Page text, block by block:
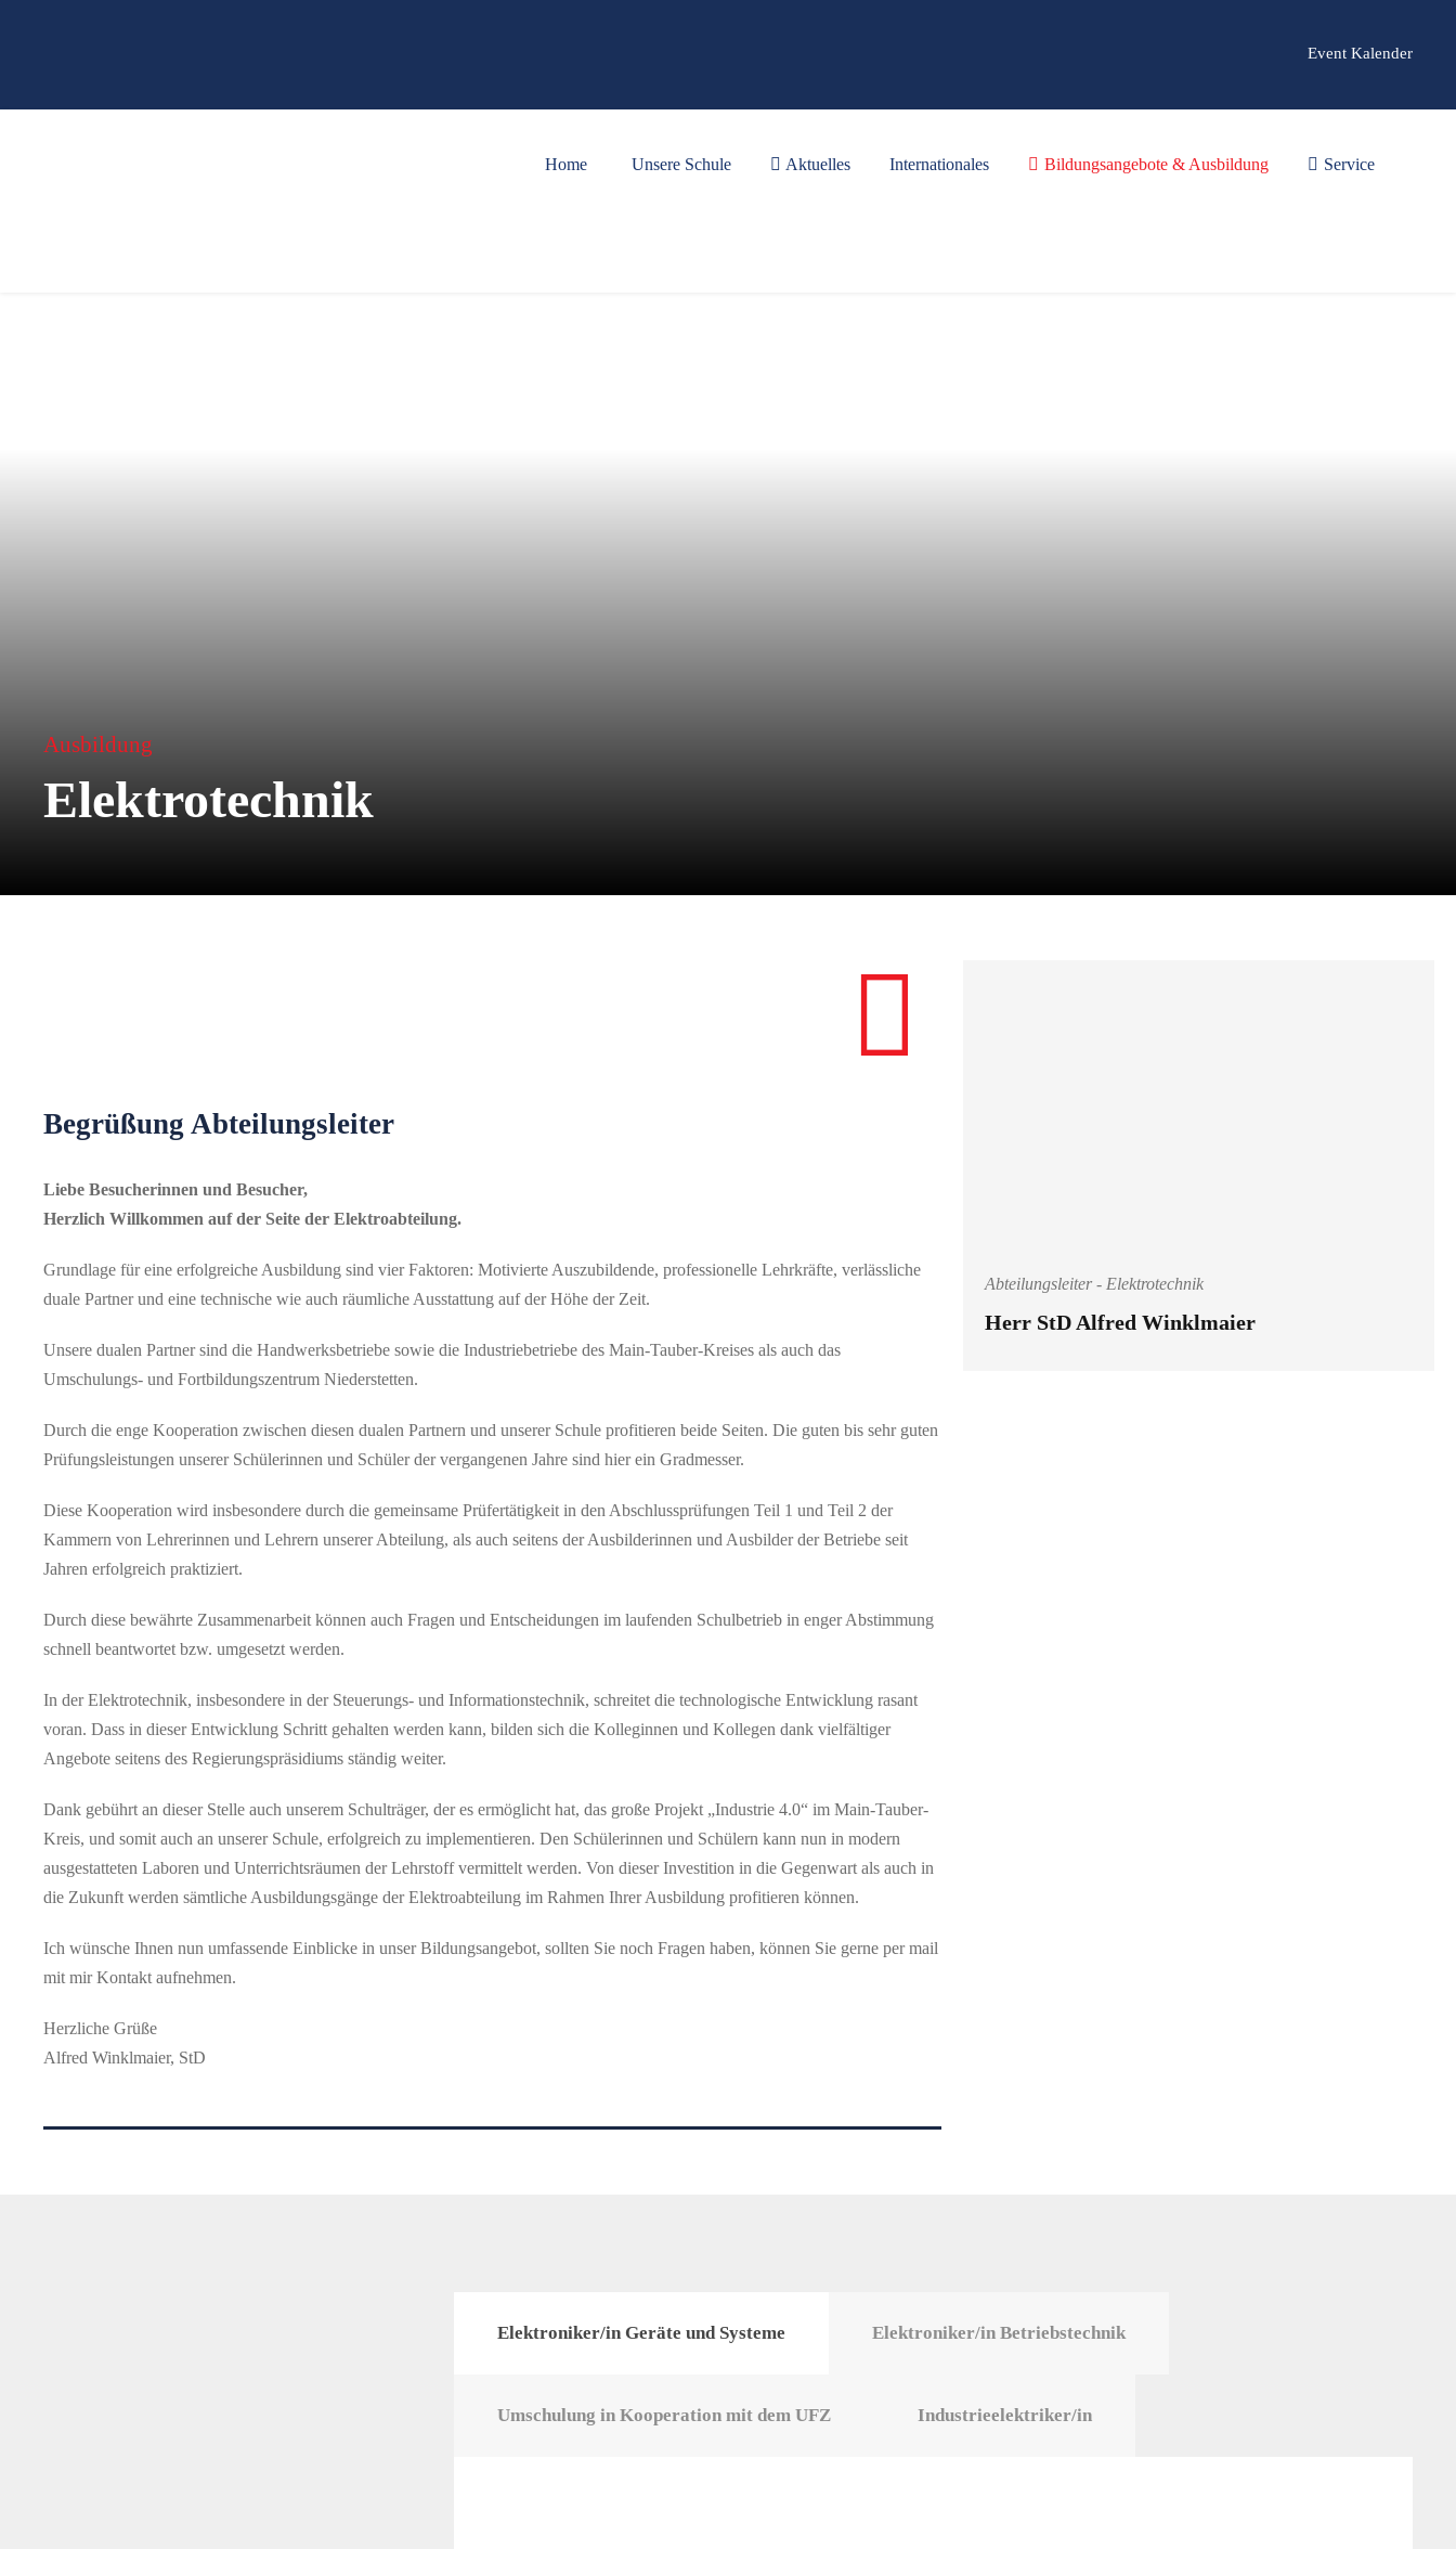
Event Kalender
Home Unsere Schule Aktuelles Internationales Bildungsangebote & Ausbildung Service
Ausbildung
Elektrotechnik
Begrüßung Abteilungsleiter
Liebe Besucherinnen und Besucher,
Herzlich Willkommen auf der Seite der Elektroabteilung.
Grundlage für eine erfolgreiche Ausbildung sind vier Faktoren: Motivierte Auszubildende, professionelle Lehrkräfte, verlässliche
duale Partner und eine technische wie auch räumliche Ausstattung auf der Höhe der Zeit.
Unsere dualen Partner sind die Handwerksbetriebe sowie die Industriebetriebe des Main-Tauber-Kreises als auch das
Umschulungs- und Fortbildungszentrum Niederstetten.
Durch die enge Kooperation zwischen diesen dualen Partnern und unserer Schule profitieren beide Seiten. Die guten bis sehr guten
Prüfungsleistungen unserer Schülerinnen und Schüler der vergangenen Jahre sind hier ein Gradmesser.
Diese Kooperation wird insbesondere durch die gemeinsame Prüfertätigkeit in den Abschlussprüfungen Teil 1 und Teil 2 der
Kammern von Lehrerinnen und Lehrern unserer Abteilung, als auch seitens der Ausbilderinnen und Ausbilder der Betriebe seit
Jahren erfolgreich praktiziert.
Durch diese bewährte Zusammenarbeit können auch Fragen und Entscheidungen im laufenden Schulbetrieb in enger Abstimmung
schnell beantwortet bzw. umgesetzt werden.
In der Elektrotechnik, insbesondere in der Steuerungs- und Informationstechnik, schreitet die technologische Entwicklung rasant
voran. Dass in dieser Entwicklung Schritt gehalten werden kann, bilden sich die Kolleginnen und Kollegen dank vielfältiger
Angebote seitens des Regierungspräsidiums ständig weiter.
Dank gebührt an dieser Stelle auch unserem Schulträger, der es ermöglicht hat, das große Projekt „Industrie 4.0“ im Main-Tauber-
Kreis, und somit auch an unserer Schule, erfolgreich zu implementieren. Den Schülerinnen und Schülern kann nun in modern
ausgestatteten Laboren und Unterrichtsräumen der Lehrstoff vermittelt werden. Von dieser Investition in die Gegenwart als auch in
die Zukunft werden sämtliche Ausbildungsgänge der Elektroabteilung im Rahmen Ihrer Ausbildung profitieren können.
Ich wünsche Ihnen nun umfassende Einblicke in unser Bildungsangebot, sollten Sie noch Fragen haben, können Sie gerne per mail
mit mir Kontakt aufnehmen.
Herzliche Grüße
Alfred Winklmaier, StD
Abteilungsleiter - Elektrotechnik
Herr StD Alfred Winklmaier
Elektroniker/in Geräte und Systeme Elektroniker/in Betriebstechnik
Umschulung in Kooperation mit dem UFZ Industrieelektriker/in